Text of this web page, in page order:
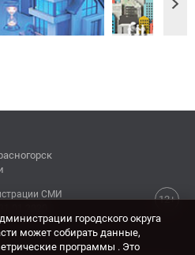
12+
СМИ
городского округа
может собирать данные,
программы . Это